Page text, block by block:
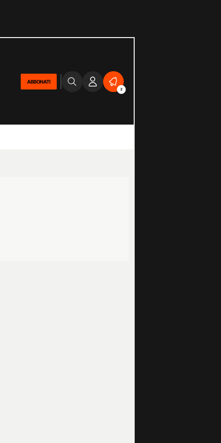
ABBONATI
2